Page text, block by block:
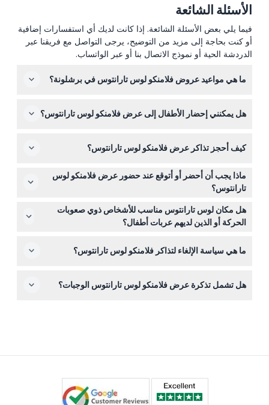
الأسئلة الشائعة
فيما يلي بعض الأسئلة الشائعة. إذا كانت لديك أي استفسارات إضافية
أو كنت بحاجة إلى مزيد من التوضيح، يرجى التواصل مع فريقنا عبر
الدردشة الحية أو نموذج الاتصال بنا أو عبر الواتساب.
ما هي مواعيد عروض فلامنكو لوس تارانتوس في برشلونة؟
مساءً، و8:30 مساءً (قد تختلف الأوقات — يرجى التأكد عند
هل يمكنني إحضار الأطفال إلى عرض فلامنكو لوس تارانتوس؟
يجعلها تجربة ثقافية رائعة للعائلات.
كيف أحجز تذاكر عرض فلامنكو لوس تارانتوس؟
يمكنك حجز تذاكرك بسهولة عبر الإنترنت هنا في هذا الموقع، مع
اختيار الوقت المفضل للعرض ونوع التذكرة.
ماذا يجب أن أحضر أو أتوقع عند حضور عرض فلامنكو لوس
تارانتوس؟
احضر تأكيد الحجز الخاص بك ووصل مبكراً لتأمين مقعد جيد؛ قد
يضطر المتأخرون للوقوف.
هل مكان لوس تارانتوس مناسب للأشخاص ذوي صعوبات
الحركة أو الذين لديهم عربات أطفال؟
لضمان استمتاع الجميع بالعرض بشكل مريح.
ما هي سياسة الإلغاء لتذاكر فلامنكو لوس تارانتوس؟
يُرجى التأكد من خططك قبل الحجز.
هل تشمل تذكرة عرض فلامنكو لوس تارانتوس الوجبات؟